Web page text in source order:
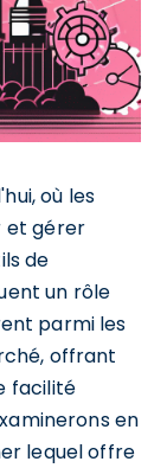
où les
et gérer
de
un rôle
parmi les
offrant
facilité
en
lequel offre